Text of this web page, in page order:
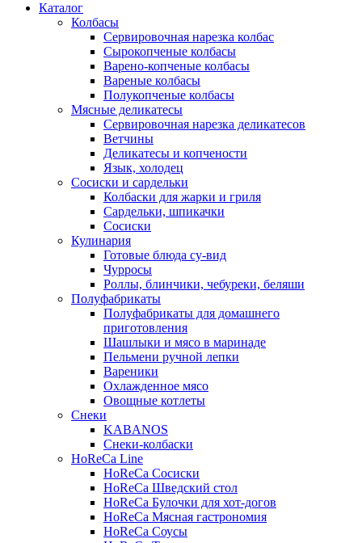
Каталог
Колбасы
Сервировочная нарезка колбас
Сырокопченые колбасы
Варено-копченые колбасы
Вареные колбасы
Полукопченые колбасы
Мясные деликатесы
Сервировочная нарезка деликатесов
Ветчины
Деликатесы и копчености
Язык, холодец
Сосиски и сардельки
Колбаски для жарки и гриля
Сардельки, шпикачки
Сосиски
Кулинария
Готовые блюда су-вид
Чурросы
Роллы, блинчики, чебуреки, беляши
Полуфабрикаты
Полуфабрикаты для домашнего
приготовления
Шашлыки и мясо в маринаде
Пельмени ручной лепки
Вареники
Охлажденное мясо
Овощные котлеты
Снеки
KABANOS
Снеки-колбаски
HoReCa Line
HoReCa Сосиски
HoReCa Шведский стол
HoReCa Булочки для хот-догов
HoReCa Мясная гастрономия
HoReCa Соусы